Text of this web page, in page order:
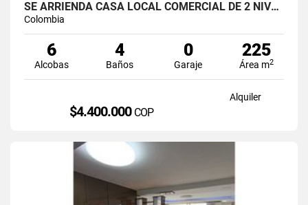
SE ARRIENDA CASA LOCAL COMERCIAL DE 2 NIVELES EN LA CANDELARIA
Colombia
6
Alcobas
4
Baños
0
Garaje
225
Área m2
Alquiler
$4.400.000 COP